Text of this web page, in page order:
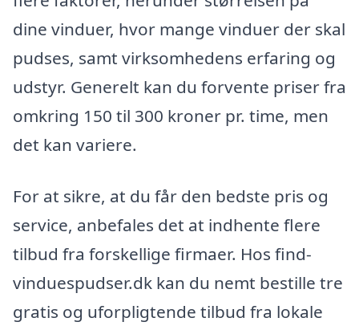
dine vinduer, hvor mange vinduer der skal
pudses, samt virksomhedens erfaring og
udstyr. Generelt kan du forvente priser fra
omkring 150 til 300 kroner pr. time, men
det kan variere.
For at sikre, at du får den bedste pris og
service, anbefales det at indhente flere
tilbud fra forskellige firmaer. Hos find-
vinduespudser.dk kan du nemt bestille tre
gratis og uforpligtende tilbud fra lokale